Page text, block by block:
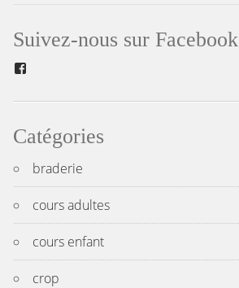
l’article
Suivez-nous sur Facebook
Catégories
braderie
cours adultes
cours enfant
crop